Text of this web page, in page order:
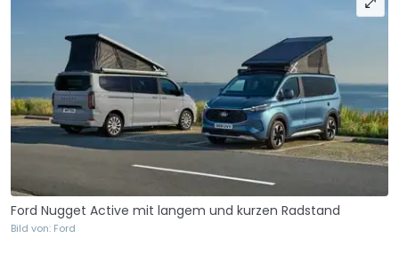
Ford Nugget Active mit langem und kurzen Radstand
Bild von: Ford